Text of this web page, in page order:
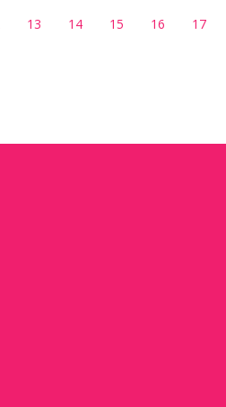
13 14 15 16 17